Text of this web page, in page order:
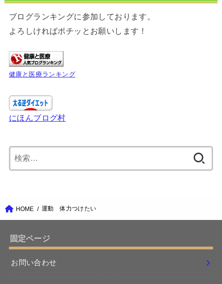
ブログランキングに参加しております。
よろしければポチッとお願いします！
健康と医療ランキング
にほんブログ村
索:
HOME 運動 体力つけたい
固定ページ
お問い合わせ